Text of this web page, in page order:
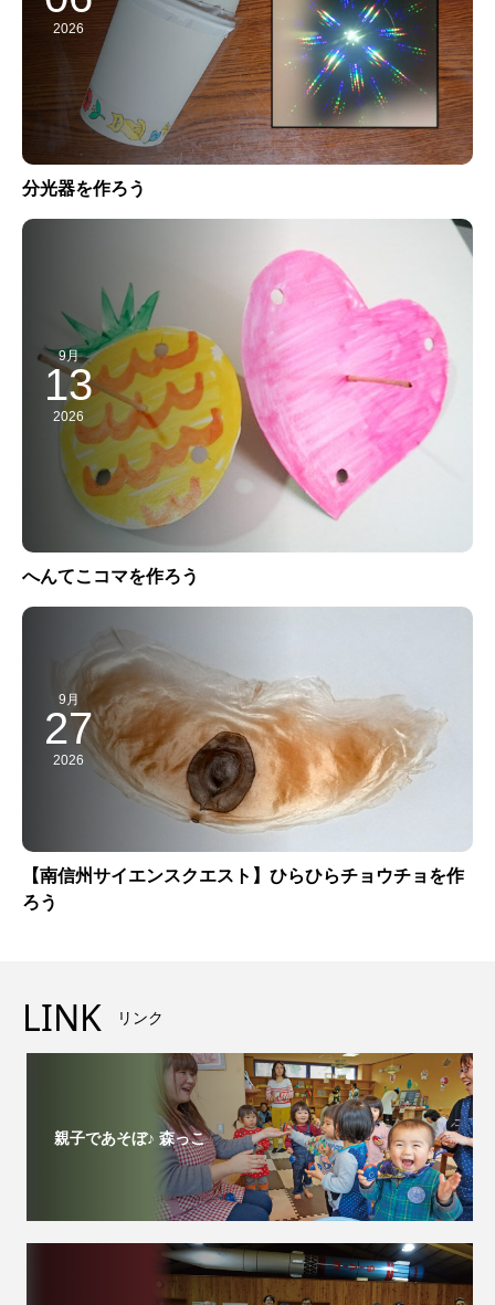
2026
分光器を作ろう
9月
13
2026
へんてこコマを作ろう
9月
27
2026
【南信州サイエンスクエスト】ひらひらチョウチョを作
ろう
LINK リンク
親子であそぼ♪ 森っこ